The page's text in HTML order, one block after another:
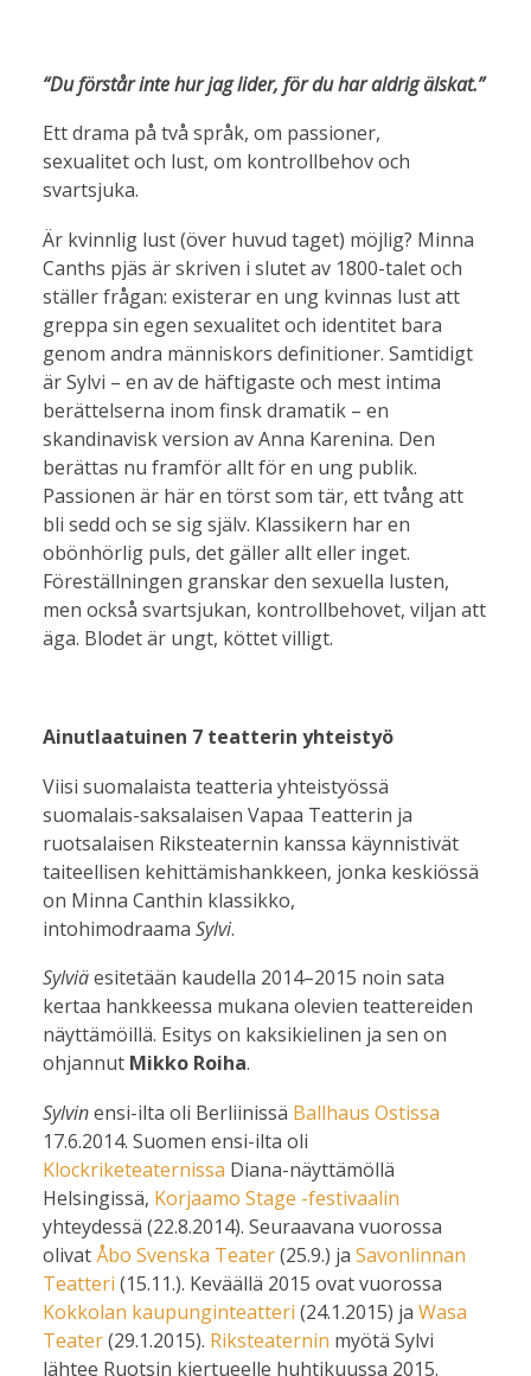
“Du förstår inte hur jag lider, för du har aldrig älskat.”
Ett drama på två språk, om passioner,
sexualitet och lust, om kontrollbehov och
svartsjuka.
Är kvinnlig lust (över huvud taget) möjlig? Minna
Canths pjäs är skriven i slutet av 1800-talet och
ställer frågan: existerar en ung kvinnas lust att
greppa sin egen sexualitet och identitet bara
genom andra människors definitioner. Samtidigt
är Sylvi – en av de häftigaste och mest intima
berättelserna inom finsk dramatik – en
skandinavisk version av Anna Karenina. Den
berättas nu framför allt för en ung publik.
Passionen är här en törst som tär, ett tvång att
bli sedd och se sig själv. Klassikern har en
obönhörlig puls, det gäller allt eller inget.
Föreställningen granskar den sexuella lusten,
men också svartsjukan, kontrollbehovet, viljan att
äga. Blodet är ungt, köttet villigt.
Ainutlaatuinen 7 teatterin yhteistyö
Viisi suomalaista teatteria yhteistyössä
suomalais-saksalaisen Vapaa Teatterin ja
ruotsalaisen Riksteaternin kanssa käynnistivät
taiteellisen kehittämishankkeen, jonka keskiössä
on Minna Canthin klassikko,
intohimodraama Sylvi.
Sylviäesitetään kaudella 2014–2015 noin sata
kertaa hankkeessa mukana olevien teattereiden
näyttämöillä. Esitys on kaksikielinen ja sen on
ohjannut Mikko Roiha.
Sylvinensi-ilta oli Berliinissä Ballhaus Ostissa
17.6.2014. Suomen ensi-ilta oli
Klockriketeaternissa Diana-näyttämöllä
Helsingissä, Korjaamo Stage -festivaalin
yhteydessä (22.8.2014). Seuraavana vuorossa
olivatÅbo Svenska Teater(25.9.) ja Savonlinnan
Teatteri (15.11.). Keväällä 2015 ovat vuorossa
Kokkolan kaupunginteatteri (24.1.2015) ja Wasa
Teater(29.1.2015). Riksteaternin myötä Sylvi
lähtee Ruotsin kiertueelle huhtikuussa 2015.